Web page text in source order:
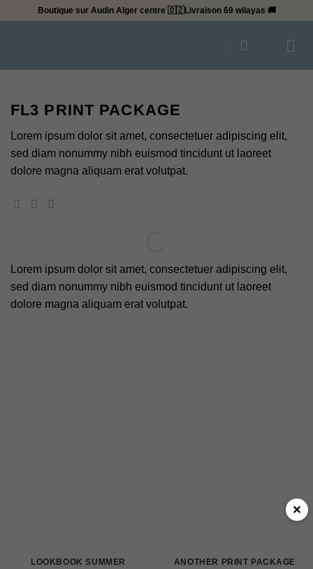
✕
Boutique sur Audin Alger centre 🇩🇿Livraison 69 wilayas 🚚
FL3 PRINT PACKAGE
Lorem ipsum dolor sit amet, consectetuer adipiscing elit,
sed diam nonummy nibh euismod tincidunt ut laoreet
dolore magna aliquam erat volutpat.
Lorem ipsum dolor sit amet, consectetuer adipiscing elit,
sed diam nonummy nibh euismod tincidunt ut laoreet
dolore magna aliquam erat volutpat.
LOOKBOOK SUMMER ANOTHER PRINT PACKAGE